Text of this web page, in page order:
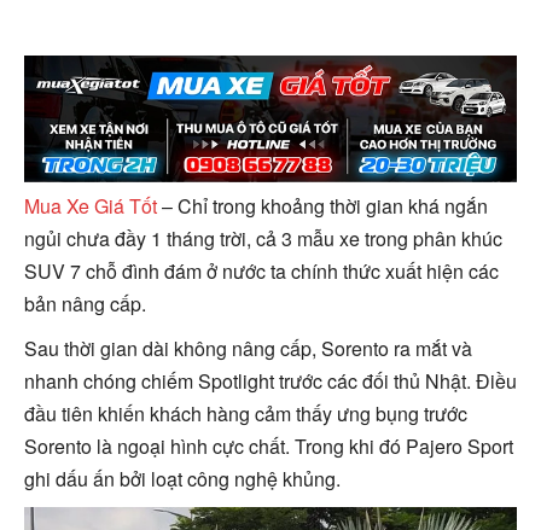
Mua Xe Giá Tốt– Chỉ trong khoảng thời gian khá ngắn
ngủi chưa đầy 1 tháng trời, cả 3 mẫu xe trong phân khúc
SUV 7 chỗ đình đám ở nước ta chính thức xuất hiện các
bản nâng cấp.
Sau thời gian dài không nâng cấp, Sorento ra mắt và
nhanh chóng chiếm Spotlight trước các đối thủ Nhật. Điều
đầu tiên khiến khách hàng cảm thấy ưng bụng trước
Sorento là ngoại hình cực chất. Trong khi đó Pajero Sport
ghi dấu ấn bởi loạt công nghệ khủng.